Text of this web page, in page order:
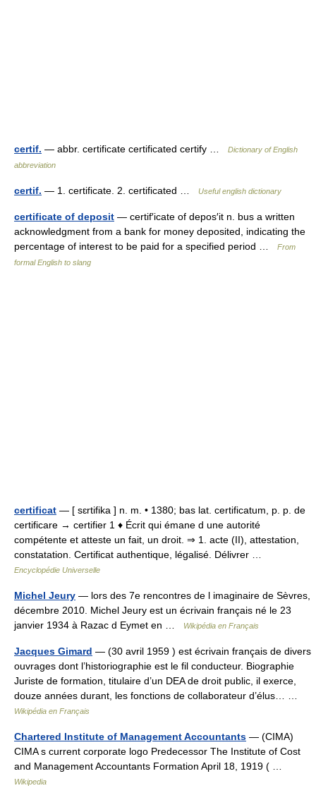
certif. — abbr. certificate certificated certify …
Dictionary of English
abbreviation
certif. — 1. certificate. 2. certificated … Useful english dictionary
certificate of deposit — certif′icate of depos′it n. bus a written
acknowledgment from a bank for money deposited, indicating the
percentage of interest to be paid for a specified period …
From
formal English to slang
certificat — [ sɛrtifika ] n. m. • 1380; bas lat. certificatum, p. p. de
certificare → certifier 1 ♦ Écrit qui émane d une autorité
compétente et atteste un fait, un droit. ⇒ 1. acte (II), attestation,
constatation. Certificat authentique, légalisé. Délivrer …
Encyclopédie Universelle
Michel Jeury — lors des 7e rencontres de l imaginaire de Sèvres,
décembre 2010. Michel Jeury est un écrivain français né le 23
janvier 1934 à Razac d Eymet en …
Wikipédia en Français
Jacques Gimard — (30 avril 1959 ) est écrivain français de divers
ouvrages dont l’historiographie est le fil conducteur. Biographie
Juriste de formation, titulaire d’un DEA de droit public, il exerce,
douze années durant, les fonctions de collaborateur d’élus… …
Wikipédia en Français
Chartered Institute of Management Accountants — (CIMA)
CIMA s current corporate logo Predecessor The Institute of Cost
and Management Accountants Formation April 18, 1919 ( …
Wikipedia